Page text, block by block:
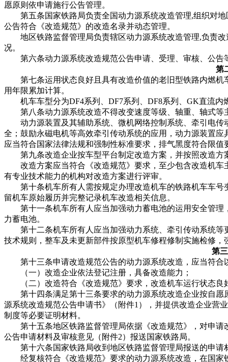
愿原则依申请施行公告管理。
第五条国家铁路局负责全国动力源系统改造管理,组织对地
公告符合《改造规范》的改造名录并动态管理。
地区铁路监督管理局负责辖区动力源系统改造管理,负责改
况。
第六条动力源系统改造规范公告申请、受理、审核、公告
第
第七条运用状态良好且具有改造价值的老旧型铁路内燃机
用年限累加计算。
机车车型分为DF4系列、DF7系列、DF8系列、GK直流内
第八条动力源系统改造不得改变速度等级、轴重、轴式等
动力源装置及其辅助系统、微机网络控制系统、牵引电传
全；鼓励永磁电机等高效牵引传动系统的应用，动力源装置
应当符合国家法律法规和强制性标准要求，排气黑度符合限值
第九条改造企业按车型平台制定改造方案，并按照改造方
改造方案应当符合《改造规范》要求，至少包含改造机车
有专业技术能力的机构对改造方案进行评审。
第十条机车所有人需按规定办理改造机车的铁路机车车号
留机车原始履历并完整记录机车改造相关信息。
第十一条机车所有人应当加强动力蓄电池的运用安全管理
力蓄电池。
第十二条机车所有人应当加强动力系统、牵引传动系统等
技术规则，整车及未更新部件按原型机车修程修制实施检修，
第
第十三条申请改造规范公告的动力源系统改造，应当符合
（一）改造企业依法登记注册，具备改造能力；
（二）改造符合《改造规范》要求，改造机车运行状态良
第十四条满足第十三条要求的动力源系统改造企业按自愿
源系统改造规范公告申请书》（附件1），并提供改造企业营
制度等必要证明材料。
第十五条地区铁路监督管理局依据《改造规范》，对申请
公告申请材料及审核意见（附件2）报送国家铁路局。
第十六条国家铁路局收到地区铁路监督管理局报送的申请
经复核符合《改造规范》要求的动力源系统改造，在国家